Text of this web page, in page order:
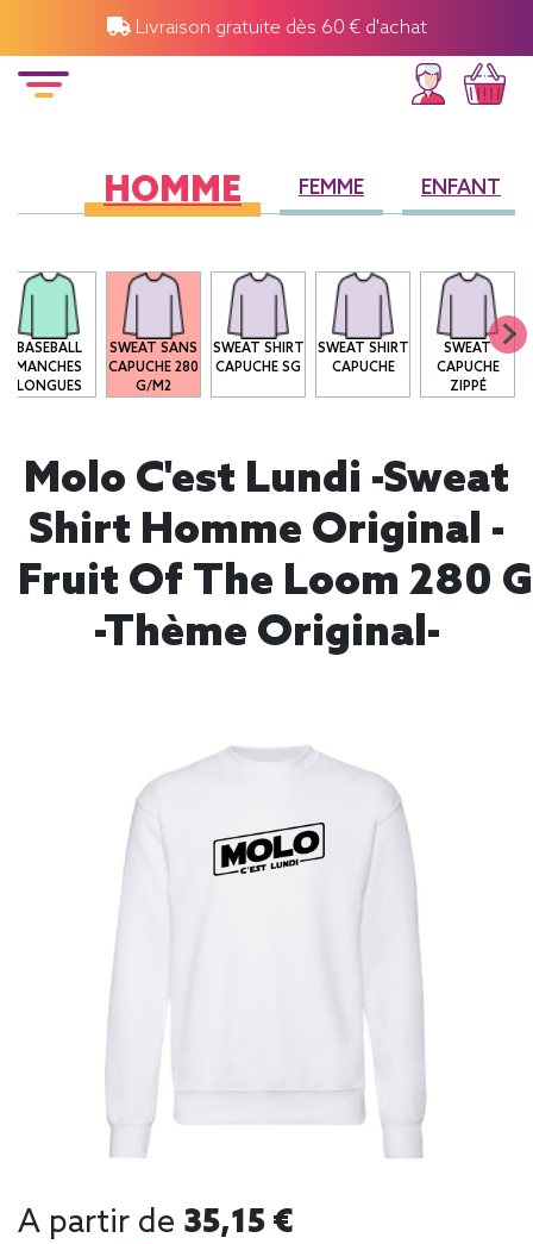
Livraison gratuite dès 60 € d'achat
HOMME FEMME ENFANT
BASEBALL
MANCHES
LONGUES
SWEAT SANS
CAPUCHE 280
G/M2
SWEAT SHIRT
CAPUCHE SG
SWEAT SHIRT
CAPUCHE
SWEAT
CAPUCHE
ZIPPÉ
Molo C'est Lundi -Sweat
Shirt Homme Original -
Fruit Of The Loom 280
-Thème Original-
A partir de 35,15 €